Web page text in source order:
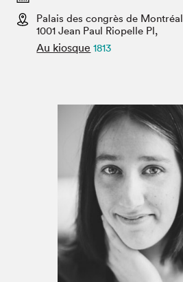
Espace enseignant·e·s
Espace médias
Palais des congrès de Montréal
1001 Jean Paul Riopelle Pl,
Au kiosque 1813